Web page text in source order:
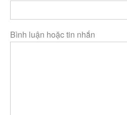
Bình luận hoặc tin nhắn